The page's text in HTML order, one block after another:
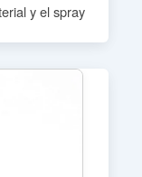
y el spray